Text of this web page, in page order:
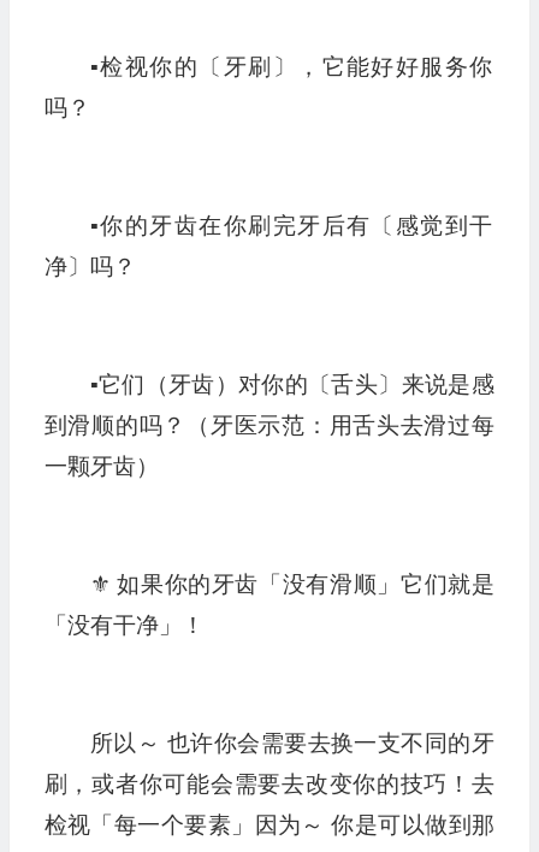
▪︎检视你的〔牙刷〕，它能好好服务你
吗？
▪︎你的牙齿在你刷完牙后有〔感觉到干
净〕吗？
▪︎它们（牙齿）对你的〔舌头〕来说是感
到滑顺的吗？（牙医示范：用舌头去滑过每
一颗牙齿）
⚜️ 如果你的牙齿「没有滑顺」它们就是
「没有干净」！
所以～ 也许你会需要去换一支不同的牙
刷，或者你可能会需要去改变你的技巧！去
检视「每一个要素」因为～ 你是可以做到那